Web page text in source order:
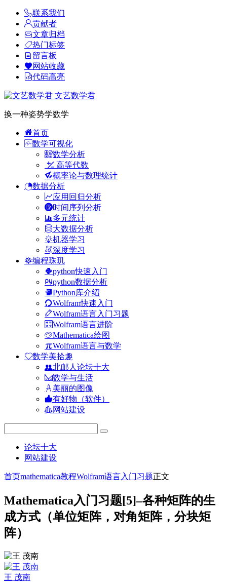
联系我们
贡献者
文章归档
热门标签
留言板
网站收藏
代码高亮
文艺数学君
换一种姿势学数学
首页
数学可视化
数学分析
高等代数
概率论与数理统计
数据分析
应用回归分析
时间序列分析
多元统计
大数据分析
机器学习
深度学习
编程珠玑
python快速入门
python数据分析
Python库介绍
Wolfram快速入门
Wolfram语言入门习题
Wolfram语言进阶
Mathematica绘图
Wolfram语言与数学
数学美拾趣
北邮人论坛十大
数学与生活
美丽的图像
有好物（软件）
网站建设
论坛十大
网站建设
首页mathematica教程Wolfram语言入门习题正文
Mathematica入门习题[5]–各种矩阵的生
成方式（单位矩阵，对角矩阵，分块矩
阵）
王 茂南